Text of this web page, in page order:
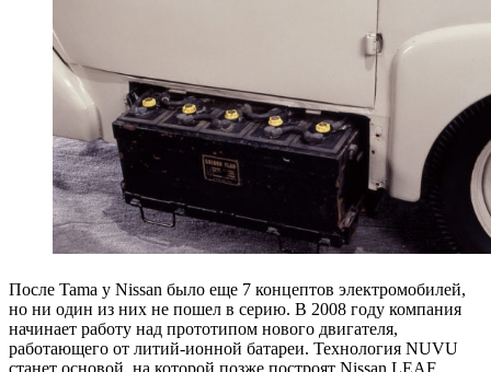
После Tama у Nissan было еще 7 концептов электромобилей,
но ни один из них не пошел в серию. В 2008 году компания
начинает работу над прототипом нового двигателя,
работающего от литий-ионной батареи. Технология NUVU
станет основой, на которой позже построят Nissan LEAF.